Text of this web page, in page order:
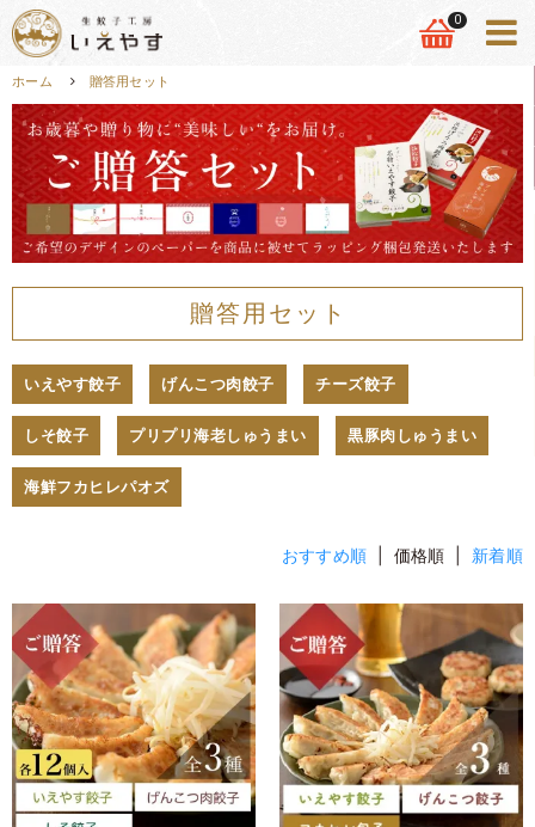
0
ホーム 贈答用セット
贈答用セット
いえやす餃子 げんこつ肉餃子 チーズ餃子
しそ餃子 プリプリ海老しゅうまい 黒豚肉しゅうまい
海鮮フカヒレパオズ
おすすめ順 | 価格順 | 新着順